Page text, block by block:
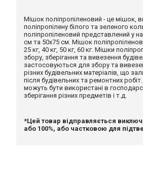
*Цей товар відправляється